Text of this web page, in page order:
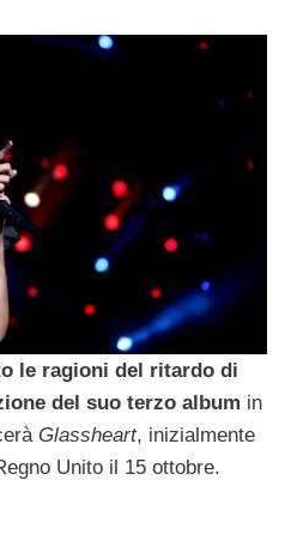
le ragioni del ritardo di
del suo terzo album in
Glassheart, inizialmente
Unito il 15 ottobre.